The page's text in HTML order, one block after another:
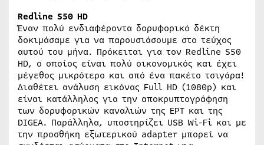
Redline S50 HD
Έναν πολύ ενδιαφέροντα δορυφορικό δέκτη
δοκιμάσαμε για να παρουσιάσουμε στο τεύχος
αυτού του μήνα. Πρόκειται για τον Redline S50
HD, ο οποίος είναι πολύ οικονομικός και έχει
μέγεθος μικρότερο και από ένα πακέτο τσιγάρα!
Διαθέτει ανάλυση εικόνας Full HD (1080p) και
είναι κατάλληλος για την αποκρυπτογράφηση
των δορυφορικών καναλιών της ΕΡΤ και της
DIGEA. Παράλληλα, υποστηρίζει USB Wi-Fi και με
την προσθήκη εξωτερικού adapter μπορεί να